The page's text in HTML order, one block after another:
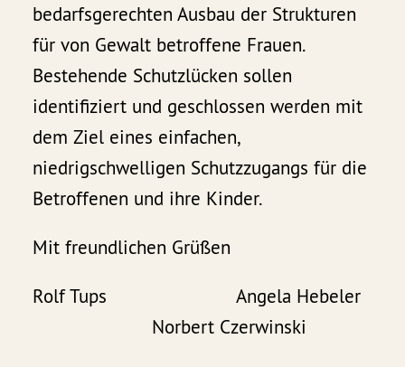
bedarfsgerechten Ausbau der Strukturen
für von Gewalt betroffene Frauen.
Bestehende Schutzlücken sollen
identifiziert und geschlossen werden mit
dem Ziel eines einfachen,
niedrigschwelligen Schutzzugangs für die
Betroffenen und ihre Kinder.
Mit freundlichen Grüßen
Rolf Tups Angela Hebeler
Norbert Czerwinski